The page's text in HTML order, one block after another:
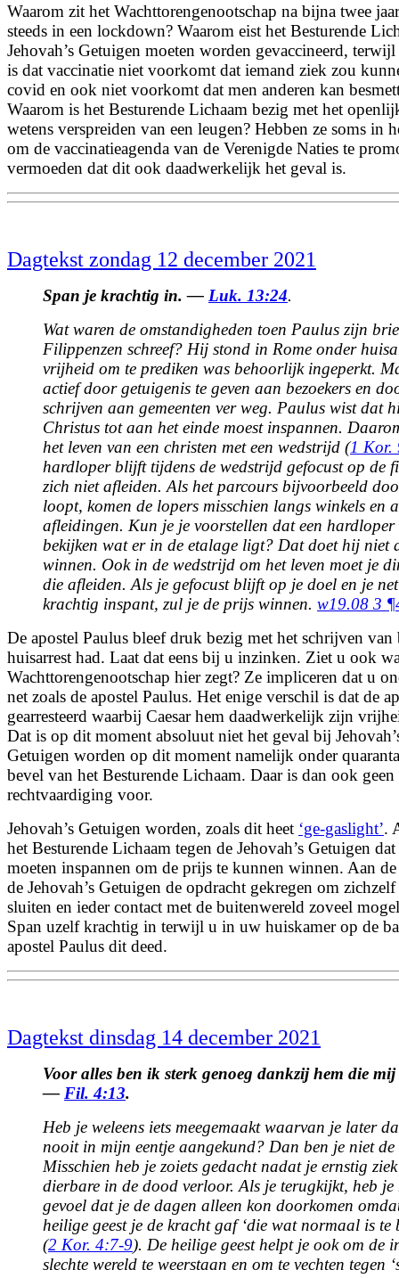
Waarom zit het Wachttorengenootschap na bijna twee
steeds in een lockdown? Waarom eist het Besturende
Jehovah’s Getuigen moeten worden gevaccineerd,
is dat vaccinatie niet voorkomt dat iemand ziek zou
covid en ook niet voorkomt dat men anderen kan
Waarom is het Besturende Lichaam bezig met het
wetens verspreiden van een leugen? Hebben ze soms in
om de vaccinatieagenda van de Verenigde Naties te
vermoeden dat dit ook daadwerkelijk het geval is.
Dagtekst zondag 12 december 2021
Span je krachtig in. — Luk. 13:24.
Wat waren de omstandigheden toen Paulus zijn
Filippenzen schreef? Hij stond in Rome onder
vrijheid om te prediken was behoorlijk ingeperkt.
actief door getuigenis te geven aan bezoekers en
schrijven aan gemeenten ver weg. Paulus wist dat
Christus tot aan het einde moest inspannen.
het leven van een christen met een wedstrijd (1 Kor.
hardloper blijft tijdens de wedstrijd gefocust op de
zich niet afleiden. Als het parcours bijvoorbeeld
loopt, komen de lopers misschien langs winkels en
afleidingen. Kun je je voorstellen dat een hardloper
bekijken wat er in de etalage ligt? Dat doet hij niet
winnen. Ook in de wedstrijd om het leven moet je
die afleiden. Als je gefocust blijft op je doel en je
krachtig inspant, zul je de prijs winnen. w19.08 3
De apostel Paulus bleef druk bezig met het schrijven
huisarrest had. Laat dat eens bij u inzinken. Ziet u ook
Wachttorengenootschap hier zegt? Ze impliceren dat u
net zoals de apostel Paulus. Het enige verschil is dat de
gearresteerd waarbij Caesar hem daadwerkelijk zijn
Dat is op dit moment absoluut niet het geval bij
Getuigen worden op dit moment namelijk onder
bevel van het Besturende Lichaam. Daar is dan ook geen
rechtvaardiging voor.
Jehovah’s Getuigen worden, zoals dit heet ‘ge-gaslight’.
het Besturende Lichaam tegen de Jehovah’s Getuigen
moeten inspannen om de prijs te kunnen winnen. Aan
de Jehovah’s Getuigen de opdracht gekregen om
sluiten en ieder contact met de buitenwereld zoveel
Span uzelf krachtig in terwijl u in uw huiskamer op de
apostel Paulus dit deed.
Dagtekst dinsdag 14 december 2021
Voor alles ben ik sterk genoeg dankzij hem die
— Fil. 4:13.
Heb je weleens iets meegemaakt waarvan je later
nooit in mijn eentje aangekund? Dan ben je niet de
Misschien heb je zoiets gedacht nadat je ernstig
dierbare in de dood verloor. Als je terugkijkt, heb je
gevoel dat je de dagen alleen kon doorkomen
heilige geest je de kracht gaf ‘die wat normaal is te
(2 Kor. 4:7-9). De heilige geest helpt je ook om de
slechte wereld te weerstaan en om te vechten tegen